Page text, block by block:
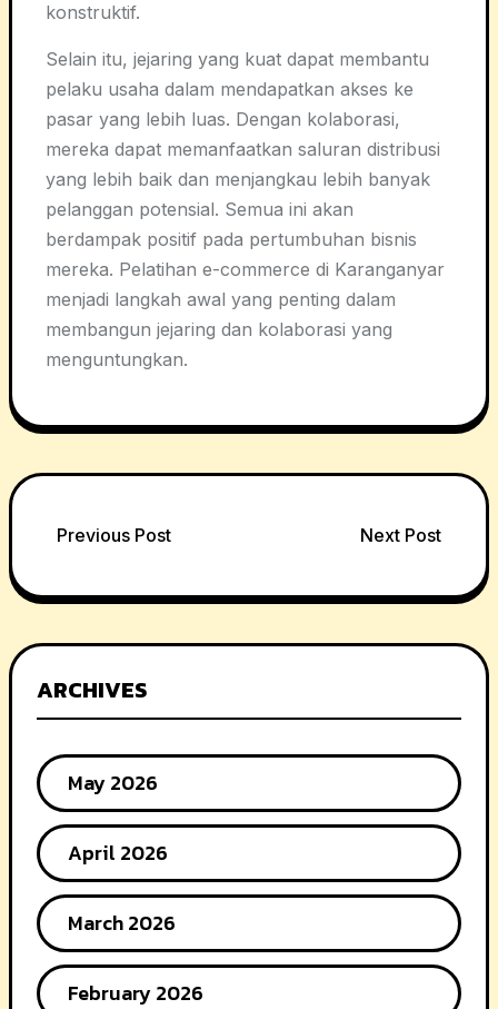
konstruktif.
Selain itu, jejaring yang kuat dapat membantu
pelaku usaha dalam mendapatkan akses ke
pasar yang lebih luas. Dengan kolaborasi,
mereka dapat memanfaatkan saluran distribusi
yang lebih baik dan menjangkau lebih banyak
pelanggan potensial. Semua ini akan
berdampak positif pada pertumbuhan bisnis
mereka. Pelatihan e-commerce di Karanganyar
menjadi langkah awal yang penting dalam
membangun jejaring dan kolaborasi yang
menguntungkan.
Post
navigation
Previous Post Next Post
ARCHIVES
May 2026
April 2026
March 2026
February 2026